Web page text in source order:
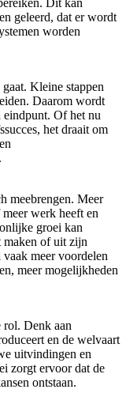
geleerd, dat er wordt
worden
Kleine stappen
Daarom wordt
eindpunt. Of het nu
het draait om
meebrengen. Meer
werk heeft en
groei kan
maken of uit zijn
meer voordelen
meer mogelijkheden
rol. Denk aan
en de welvaart
uitvindingen en
zorgt ervoor dat de
ontstaan.